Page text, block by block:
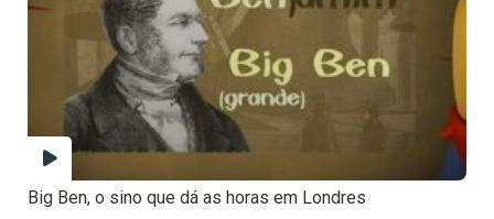
Big Ben, o sino que dá as horas em Londres